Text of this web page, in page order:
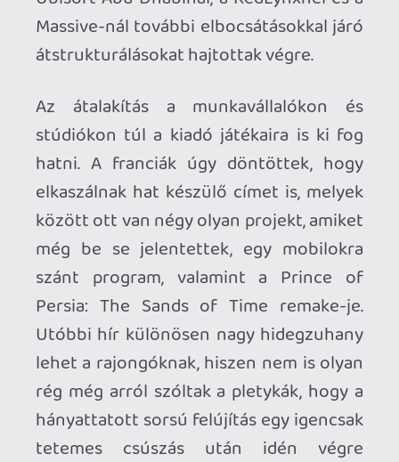
ezzel az átstrukturálással a kiadó egy új
korszakba lépett, ahol a játékosok és a
részvényesek igényeit is ki tudja
látva az elbocsátásokat és az elkaszált
projekteket, nehéz teljes mértékben
hinni a bizakodó szavainak.
Ahhoz, hogy te is hozzászólj, be kell
jelentkezned!
Tommy_Angelo 2026.01.28 14:51:21 #20rr6
Nem látom játékosként, hogy ez lenne a
kiút számukra, de biztosan okosabbak...
soliduss 2026.01.25 16:21:48
kotaku.com
Nagyon kemény Kotaku cikk ,hogy mi is
folyik a háttérben. Egy fejlesztő kotyogott